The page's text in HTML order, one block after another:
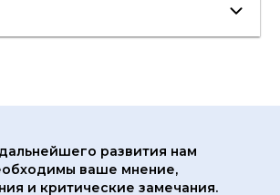
развития нам
ваше мнение,
и критические замечания.